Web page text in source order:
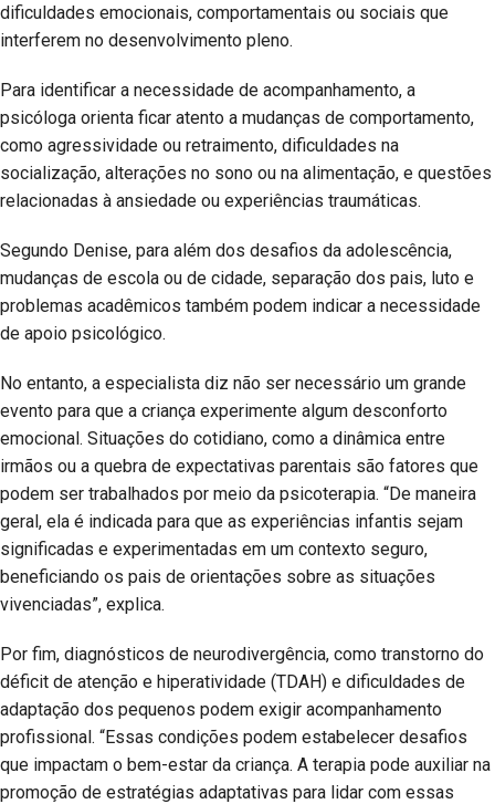
dificuldades emocionais, comportamentais ou sociais que
interferem no desenvolvimento pleno.
Para identificar a necessidade de acompanhamento, a
psicóloga orienta ficar atento a mudanças de comportamento,
como agressividade ou retraimento, dificuldades na
socialização, alterações no sono ou na alimentação, e questões
relacionadas à ansiedade ou experiências traumáticas.
Segundo Denise, para além dos desafios da adolescência,
mudanças de escola ou de cidade, separação dos pais, luto e
problemas acadêmicos também podem indicar a necessidade
de apoio psicológico.
No entanto, a especialista diz não ser necessário um grande
evento para que a criança experimente algum desconforto
emocional. Situações do cotidiano, como a dinâmica entre
irmãos ou a quebra de expectativas parentais são fatores que
podem ser trabalhados por meio da psicoterapia. “De maneira
geral, ela é indicada para que as experiências infantis sejam
significadas e experimentadas em um contexto seguro,
beneficiando os pais de orientações sobre as situações
vivenciadas”, explica.
Por fim, diagnósticos de neurodivergência, como transtorno do
déficit de atenção e hiperatividade (TDAH) e dificuldades de
adaptação dos pequenos podem exigir acompanhamento
profissional. “Essas condições podem estabelecer desafios
que impactam o bem-estar da criança. A terapia pode auxiliar na
promoção de estratégias adaptativas para lidar com essas